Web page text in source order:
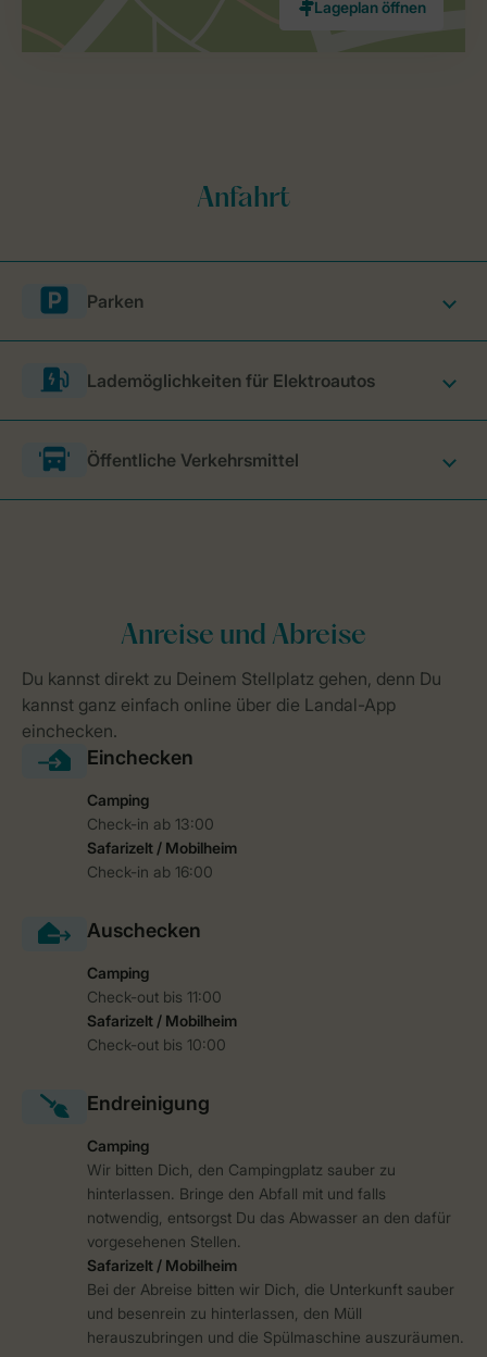
Parken
Lademöglichkeiten für Elektroautos
Öffentliche Verkehrsmittel
Camping
Check-in ab 13:00
Safarizelt / Mobilheim
Check-in ab 16:00
Camping
Check-out bis 11:00
Safarizelt / Mobilheim
Check-out bis 10:00
Camping
Wir bitten Dich, den Campingplatz sauber zu
hinterlassen. Bringe den Abfall mit und falls
notwendig, entsorgst Du das Abwasser an den dafür
vorgesehenen Stellen.
Safarizelt / Mobilheim
Bei der Abreise bitten wir Dich, die Unterkunft sauber
und besenrein zu hinterlassen, den Müll
herauszubringen und die Spülmaschine auszuräumen.